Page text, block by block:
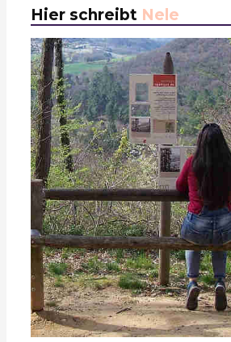
Hier schreibt Nele